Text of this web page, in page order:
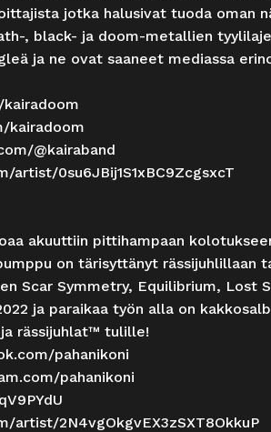
jotka halusivat tuoda oman
, black- ja doom-metallien
ja ne ovat saaneet mediassa
kairadoom
@kairaband
artist/0su6JBij1S1xBC9ZcgsxcT
akuuttiin pittihampaan
on tärisyttänyt rässijuhlillaan
Scar Symmetry, Equilibrium, Lost
ja paraikaa työn alla on
rässijuhlat™ tulille!
pahanikoni
pahanikoni
artist/2N4vgOkgvEX3zSXT8OkkuP